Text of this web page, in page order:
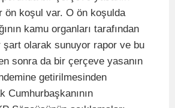
ön koşul var. O ön koşulda
kamu organları tarafından
olarak sunuyor rapor ve bu
sonra da bir çerçeve yasanın
getirilmesinden
Cumhurbaşkanının